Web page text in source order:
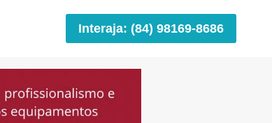
Interaja: (84) 98169-8686